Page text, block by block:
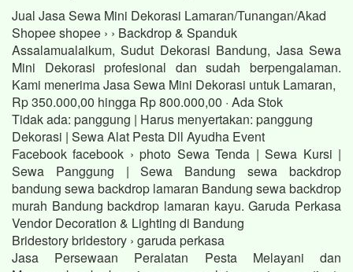
Jual Jasa Sewa Mini Dekorasi Lamaran/Tunangan/Akad
Shopee shopee › › Backdrop & Spanduk
Assalamualaikum, Sudut Dekorasi Bandung, Jasa Sewa
Mini Dekorasi profesional dan sudah berpengalaman.
Kami menerima Jasa Sewa Mini Dekorasi untuk Lamaran,
Rp 350.000,00 hingga Rp 800.000,00 · ‎Ada Stok
Tidak ada: panggung ‎| Harus menyertakan: panggung
Dekorasi | Sewa Alat Pesta Dll Ayudha Event
Facebook facebook › photo Sewa Tenda | Sewa Kursi |
Sewa Panggung | Sewa Bandung sewa backdrop
bandung sewa backdrop lamaran Bandung sewa backdrop
murah Bandung backdrop lamaran kayu. Garuda Perkasa
Vendor Decoration & Lighting di Bandung
Bridestory bridestory › garuda perkasa
Jasa Persewaan Peralatan Pesta Melayani dan